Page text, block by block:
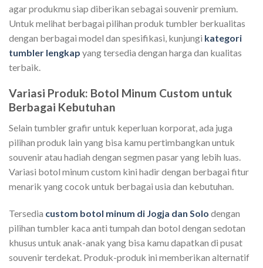
agar produkmu siap diberikan sebagai souvenir premium.
Untuk melihat berbagai pilihan produk tumbler berkualitas
dengan berbagai model dan spesifikasi, kunjungi kategori
tumbler lengkap yang tersedia dengan harga dan kualitas
terbaik.
Variasi Produk: Botol Minum Custom untuk
Berbagai Kebutuhan
Selain tumbler grafir untuk keperluan korporat, ada juga
pilihan produk lain yang bisa kamu pertimbangkan untuk
souvenir atau hadiah dengan segmen pasar yang lebih luas.
Variasi botol minum custom kini hadir dengan berbagai fitur
menarik yang cocok untuk berbagai usia dan kebutuhan.
Tersedia custom botol minum di Jogja dan Solo dengan
pilihan tumbler kaca anti tumpah dan botol dengan sedotan
khusus untuk anak-anak yang bisa kamu dapatkan di pusat
souvenir terdekat. Produk-produk ini memberikan alternatif